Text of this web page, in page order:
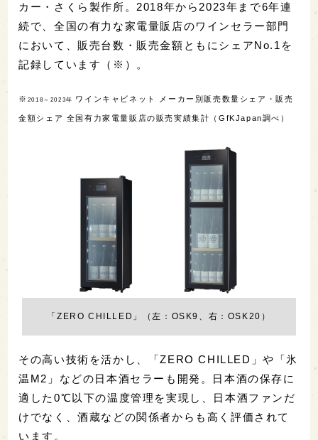
カー・さくら製作所。2018年から2023年まで6年連
続で、全国の有力な家電量販店のワインセラー部門
において、販売台数・販売金額ともにシェアNo.1を
記録しています（※）。
※ 2018～2023年 ワインキャビネット メーカー別販売数量シェア・販売
金額シェア 全国有力家電量販店の販売実績集計（GfKJapan調べ）
「ZERO CHILLED」（左：OSK9、右：OSK20）
その高い技術を活かし、「ZERO CHILLED」や「氷
温M2」などの日本酒セラーも開発。日本酒の保存に
適した0℃以下の温度管理を実現し、日本酒ファンだ
けでなく、酒蔵などの関係者からも高く評価されて
います。